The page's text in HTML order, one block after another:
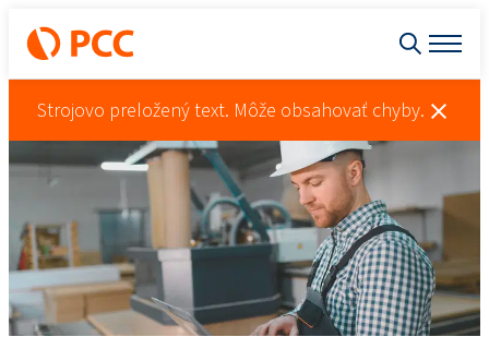
Strojovo preložený text. Môže obsahovať chyby.